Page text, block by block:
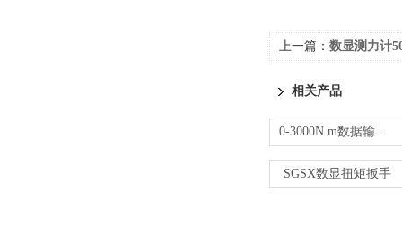
上一篇： 数显测力计
相关产品
0-3000N.m数据输出扭矩扳手规格型号
SGSX数显扭矩扳手